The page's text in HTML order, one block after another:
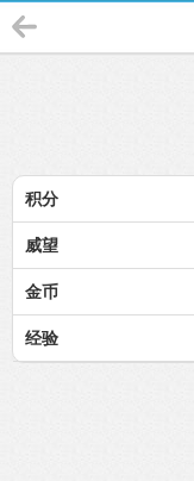
积分
威望
金币
经验